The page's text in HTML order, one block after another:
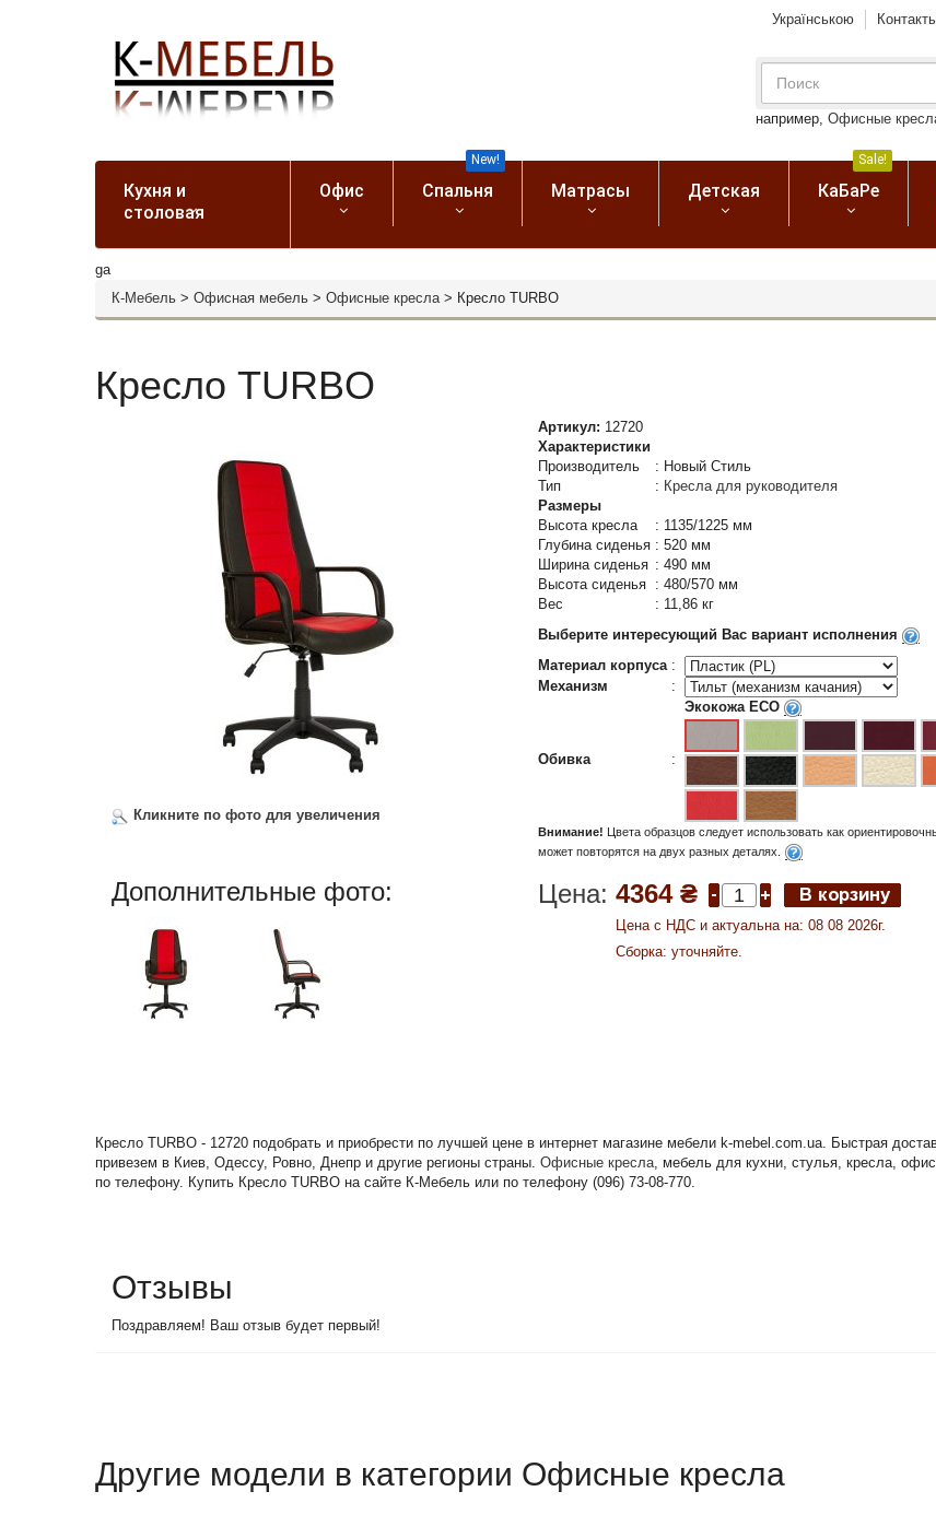
Українською
например, Офисные
Кухня и
столовая
Офис Спальня
New!
Матрасы Детская КаБаРе
Sale!
ga
К-Мебель > Офисная мебель > Офисные кресла> Кресло TURBO
Кресло TURBO
Кликните по фото для увеличения
Дополнительные фото:
Артикул: 12720
Характеристики
Производитель
: Новый Стиль
Тип
: Кресла для руководителя
Размеры
Высота кресла
: 1135/1225 мм
Глубина сиденья : 520 мм
Ширина сиденья : 490 мм
Высота сиденья : 480/570 мм
Вес
: 11,86 кг
Выберите интересующий Вас вариант исполнения
Материал корпуса:
Механизм
:
Обивка :
Экокожа ECO
Внимание! Цвета образцов следует использовать как
может повторятся на двух разных деталях.
Цена: 4364 ₴
Цена c НДС и актуальна на: 08 08 2026г.
Сборка: уточняйте.
Кресло TURBO - 12720 подобрать и приобрести по лучшей цене в интернет магазине мебели k-mebel.com.ua. Быстрая
привезем в Киев, Одессу, Ровно, Днепр и другие регионы страны. Офисные кресла, мебель для кухни, стулья, кресла,
по телефону. Купить Кресло TURBO на сайте К-Мебель или по телефону (096) 73-08-770.
Отзывы
Поздравляем! Ваш отзыв будет первый!
Другие модели в категории Офисные кресла